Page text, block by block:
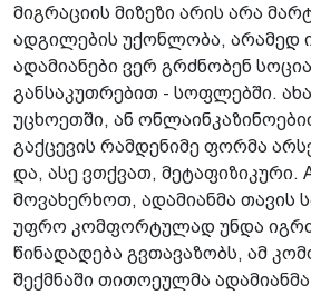
მიგრაციის მიზეზი არის არა
ადგილების უქონლობა, არამედ
ადამიანები ვერ გრძნობენ
განსაკუთრებით - სოფლებში.
უცხოეთში, ან
გაქცევის რამდენიმე ფორმა
და, ასე ვთქვათ, მეტაფიზიკური.
მოვახერხოთ, ადამიანმა თავის
უფრო კომფორტულად უნდა
წინადადება გვთავაზობს, ამ
შექმნაში თითოეულმა